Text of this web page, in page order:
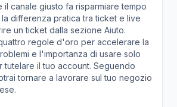
canale giusto fa risparmiare tempo
differenza pratica tra ticket e live
un ticket dalla sezione Aiuto.
regole d'oro per accelerare la
e l'importanza di usare solo
tutelare il tuo account. Seguendo
tornare a lavorare sul tuo negozio